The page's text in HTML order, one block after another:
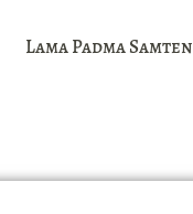
Lama Padma Samten